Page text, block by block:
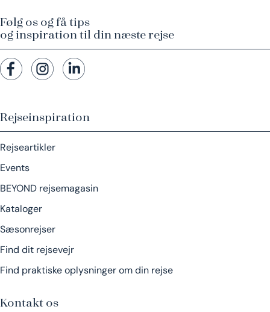
Rejseinspiration
Rejseartikler
Events
BEYOND rejsemagasin
Kataloger
Sæsonrejser
Find dit rejsevejr
Find praktiske oplysninger om din rejse
Kontakt os
Følg os og få tips
og inspiration til din næste rejse